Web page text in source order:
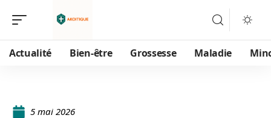
Actualité Bien-être Grossesse Maladie
5 mai 2026